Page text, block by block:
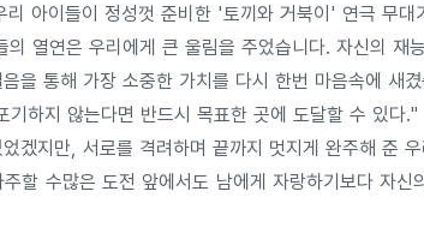
리 아이들이 정성껏 준비한 '토끼와 거북이' 연극 무대
열연은 우리에게 큰 울림을 주었습니다. 자신의 재
을 통해 가장 소중한 가치를 다시 한번 마음속에 새
하지 않는다면 반드시 목표한 곳에 도달할 수 있다."
겠지만, 서로를 격려하며 끝까지 멋지게 완주해 준
할 수많은 도전 앞에서도 남에게 자랑하기보다 자